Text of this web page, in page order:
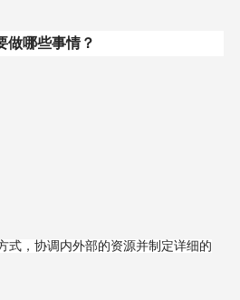
做哪些事情？
式，协调内外部的资源并制定详细的